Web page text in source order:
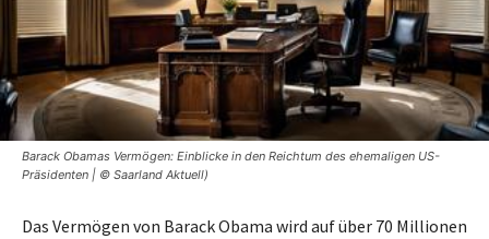
Barack Obamas Vermögen: Einblicke in den Reichtum des ehemaligen US-
Präsidenten | © Saarland Aktuell)
Das Vermögen von Barack Obama wird auf über 70 Millionen